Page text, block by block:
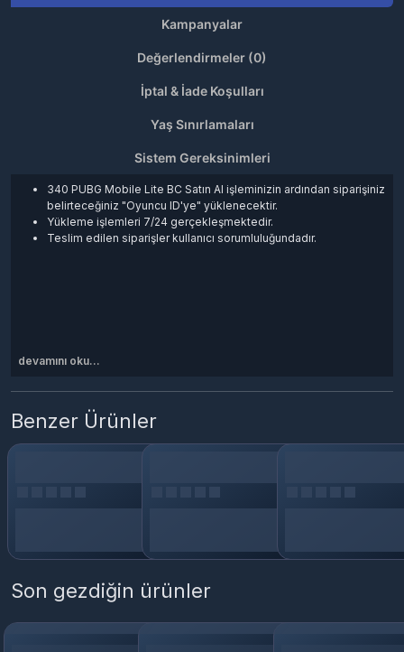
Kampanyalar
Değerlendirmeler (0)
İptal & İade Koşulları
Yaş Sınırlamaları
Sistem Gereksinimleri
340 PUBG Mobile Lite BC Satın Al işleminizin ardından siparişiniz
belirteceğiniz "Oyuncu ID'ye" yüklenecektir.
Yükleme işlemleri 7/24 gerçekleşmektedir.
Teslim edilen siparişler kullanıcı sorumluluğundadır.
devamını oku...
Benzer Ürünler
Son gezdiğin ürünler